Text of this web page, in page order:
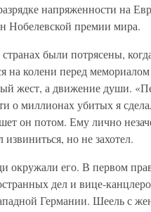
напряженности на
Нобелевской премии мира.
были потрясены,
на колени перед
жест, а движение души.
о миллионах убитых я
он потом. Ему лично
но не захотел.
окружали его. В первом
дел и вице-
Германии. Шеель с